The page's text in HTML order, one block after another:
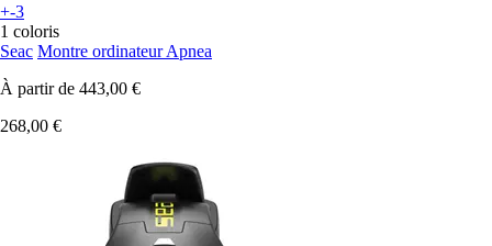
+-3
1 coloris
Seac Montre ordinateur Apnea
À partir de 443,00 €
268,00 €